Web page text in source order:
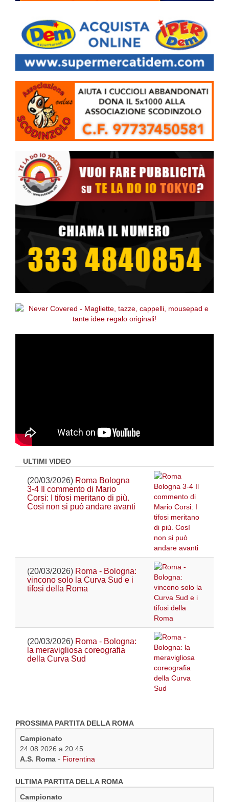
ULTIMI VIDEO
(20/03/2026) Roma Bologna
3-4 Il commento di Mario
Corsi: I tifosi meritano di più.
Così non si può andare avanti
(20/03/2026) Roma - Bologna:
vincono solo la Curva Sud e i
tifosi della Roma
(20/03/2026) Roma - Bologna:
la meravigliosa coreografia
della Curva Sud
PROSSIMA PARTITA DELLA ROMA
Campionato
24.08.2026 a 20:45
A.S. Roma - Fiorentina
ULTIMA PARTITA DELLA ROMA
Campionato